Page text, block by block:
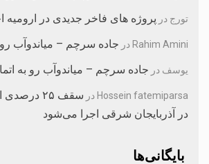
تورج در پروژه های فاخر جدیدی در ارومیه
Rahim Amini در جاده سرچم – میاندوآب
یوسف در جاده سرچم – میاندوآب رو به
Hossein fatemiparsa در
سقف ۲۵
در آذربایجان شرقی اجرا می‌شود
بایگانی‌ها